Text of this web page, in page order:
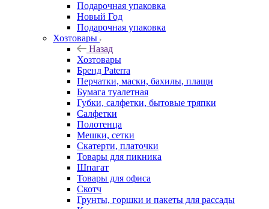
Подарочная упаковка
Новый Год
Подарочная упаковка
Хозтовары
Назад
Хозтовары
Бренд Paterra
Перчатки, маски, бахилы, плащи
Бумага туалетная
Губки, салфетки, бытовые тряпки
Салфетки
Полотенца
Мешки, сетки
Скатерти, платочки
Товары для пикника
Шпагат
Товары для офиса
Скотч
Грунты, горшки и пакеты для рассады